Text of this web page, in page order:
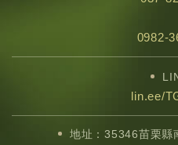
0982-
lin.ee/
地址：35346苗栗縣